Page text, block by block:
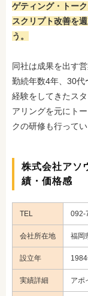
ゲティング・トー
スクリプト改善を
う。
同社は成果を出す
勤続年数4年、30代
経験をしてきたス
アリングを元にト
クの研修も行ってい
株式会社アソ
績・価格感
TEL 092-
会社所在地 福岡
設立年
実績詳細 アポ